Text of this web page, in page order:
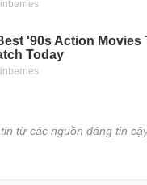
từ các nguồn đáng tin